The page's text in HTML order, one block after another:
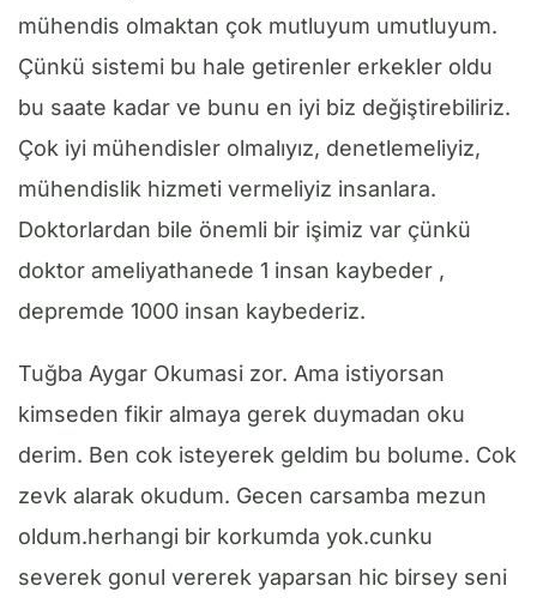
mühendis olmaktan çok mutluyum umutluyum.
Çünkü sistemi bu hale getirenler erkekler oldu
bu saate kadar ve bunu en iyi biz değiştirebiliriz.
Çok iyi mühendisler olmalıyız, denetlemeliyiz,
mühendislik hizmeti vermeliyiz insanlara.
Doktorlardan bile önemli bir işimiz var çünkü
doktor ameliyathanede 1 insan kaybeder ,
depremde 1000 insan kaybederiz.
Tuğba Aygar Okumasi zor. Ama istiyorsan
kimseden fikir almaya gerek duymadan oku
derim. Ben cok isteyerek geldim bu bolume. Cok
zevk alarak okudum. Gecen carsamba mezun
oldum.herhangi bir korkumda yok.cunku
severek gonul vererek yaparsan hic birsey seni